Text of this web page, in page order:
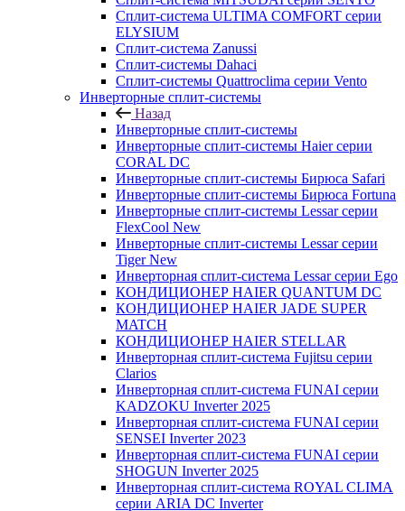
Сплит-система ULTIMA COMFORT серии
ELYSIUM
Сплит-система Zanussi
Сплит-системы Dahaci
Сплит-системы Quattroclima серии Vento
Инверторные сплит-системы
Назад
Инверторные сплит-системы
Инверторные сплит-системы Haier серии
CORAL DC
Инверторные сплит-системы Бирюса Safari
Инверторные сплит-системы Бирюса Fortuna
Инверторные сплит-системы Lessar серии
FlexCool New
Инверторные сплит-системы Lessar серии
Tiger New
Инверторная сплит-система Lessar серии Ego
КОНДИЦИОНЕР HAIER QUANTUM DC
КОНДИЦИОНЕР HAIER JADE SUPER
MATCH
КОНДИЦИОНЕР HAIER STELLAR
Инверторная сплит-система Fujitsu серии
Clarios
Инверторная сплит-система FUNAI серии
KADZOKU Inverter 2025
Инверторная сплит-система FUNAI серии
SENSEI Inverter 2023
Инверторная сплит-система FUNAI серии
SHOGUN Inverter 2025
Инверторная сплит-система ROYAL CLIMA
серии ARIA DC Inverter